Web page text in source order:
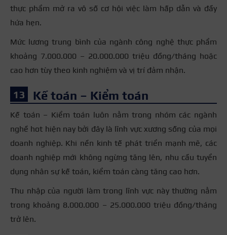
thực phẩm mở ra vô số cơ hội việc làm hấp dẫn và đầy
hứa hẹn.
Mức lương trung bình của ngành công nghệ thực phẩm
khoảng 7.000.000 – 20.000.000 triệu đồng/tháng hoặc
cao hơn tùy theo kinh nghiệm và vị trí đảm nhận.
Kế toán – Kiểm toán
Kế toán – Kiểm toán luôn nằm trong nhóm các ngành
nghề hot hiện nay bởi đây là lĩnh vực xương sống của mọi
doanh nghiệp. Khi nền kinh tế phát triển mạnh mẽ, các
doanh nghiệp mới không ngừng tăng lên, nhu cầu tuyển
dụng nhân sự kế toán, kiểm toán càng tăng cao hơn.
Thu nhập của người làm trong lĩnh vực này thường nằm
trong khoảng 8.000.000 – 25.000.000 triệu đồng/tháng
trở lên.